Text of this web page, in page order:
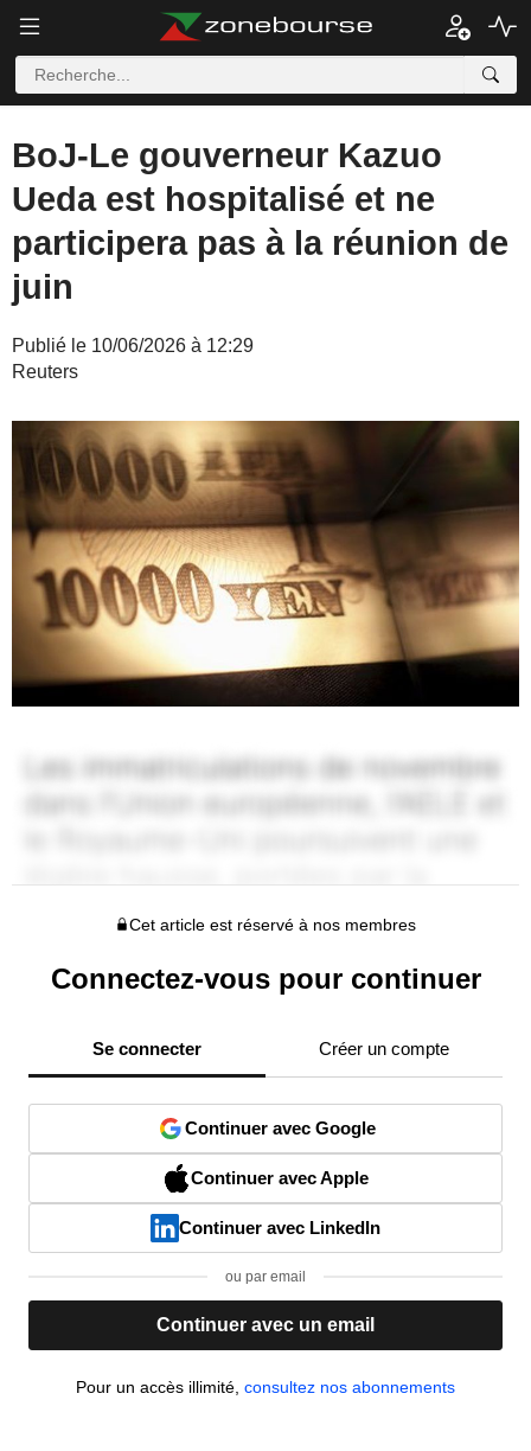
BoJ-Le gouverneur Kazuo
Ueda est hospitalisé et ne
participera pas à la réunion de
juin
Publié le 10/06/2026 à 12:29
Reuters
Cet article est réservé à nos membres
Connectez-vous pour continuer
Se connecter Créer un compte
Continuer avec Google
Continuer avec Apple
Continuer avec LinkedIn
ou par email
Continuer avec un email
Pour un accès illimité, consultez nos abonnements